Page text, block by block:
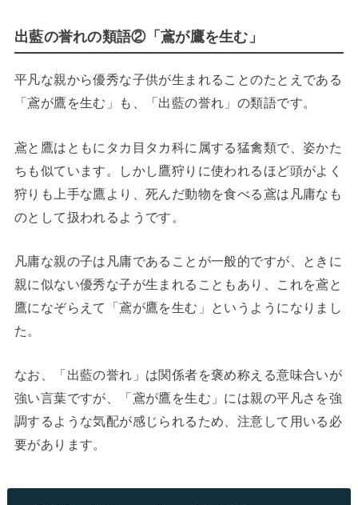
出藍の誉れの類語②「鳶が鷹を生む」
平凡な親から優秀な子供が生まれることのたとえである
「鳶が鷹を生む」も、「出藍の誉れ」の類語です。
鳶と鷹はともにタカ目タカ科に属する猛禽類で、姿かた
ちも似ています。しかし鷹狩りに使われるほど頭がよく
狩りも上手な鷹より、死んだ動物を食べる鳶は凡庸なも
のとして扱われるようです。
凡庸な親の子は凡庸であることが一般的ですが、ときに
親に似ない優秀な子が生まれることもあり、これを鳶と
鷹になぞらえて「鳶が鷹を生む」というようになりまし
た。
なお、「出藍の誉れ」は関係者を褒め称える意味合いが
強い言葉ですが、「鳶が鷹を生む」には親の平凡さを強
調するような気配が感じられるため、注意して用いる必
要があります。